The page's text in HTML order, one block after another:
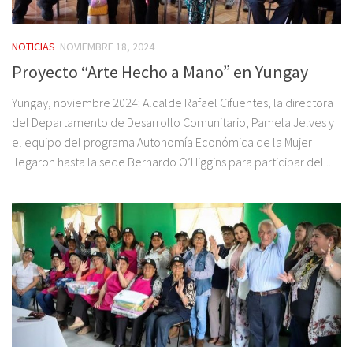
NOTICIAS NOVIEMBRE 18, 2024
Proyecto “Arte Hecho a Mano” en Yungay
Yungay, noviembre 2024: Alcalde Rafael Cifuentes, la directora
del Departamento de Desarrollo Comunitario, Pamela Jelves y
el equipo del programa Autonomía Económica de la Mujer
llegaron hasta la sede Bernardo O’Higgins para participar del...